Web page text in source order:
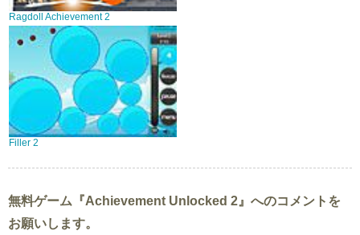
Ragdoll Achievement 2
Filler 2
無料ゲーム『Achievement Unlocked 2』へのコメントを
お願いします。